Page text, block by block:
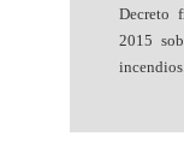
Decreto
2015
incendios.